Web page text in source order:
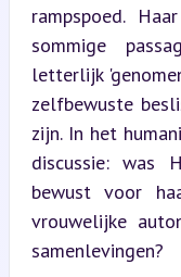
rampspoed.
sommige
letterlijk
zelfbewuste
zijn. In het
discussie: was
bewust voor
vrouwelijke
samenlevingen?